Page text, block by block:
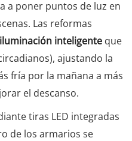
a poner puntos de luz en
Las reformas
iluminación inteligente que
ajustando la
fría por la mañana a más
el descanso.
tiras LED integradas
de los armarios se